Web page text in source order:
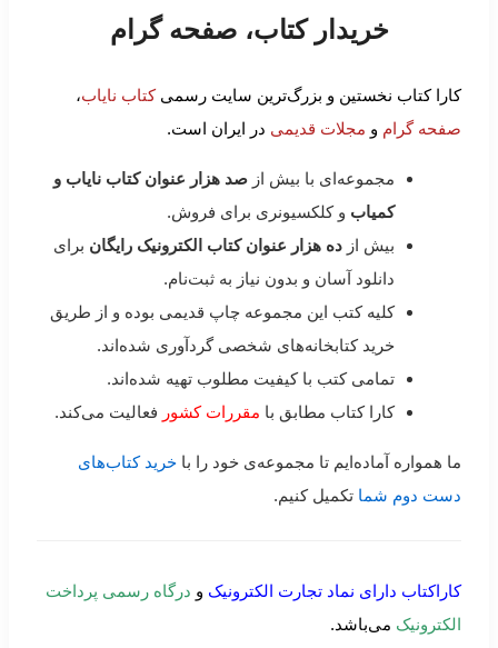
خریدار کتاب، صفحه گرام
کارا کتاب نخستین و بزرگ‌ترین سایت رسمیکتاب نایاب،
صفحه گرام و مجلات قدیمی در ایران است.
مجموعه‌ای با بیش از صد هزار عنوان کتاب نایاب و
کمیاب و کلکسیونری برای فروش.
بیش از ده هزار عنوان کتاب الکترونیک رایگان برای
دانلود آسان و بدون نیاز به ثبت‌نام.
کلیه کتب این مجموعه چاپ قدیمی بوده و از طریق
خرید کتابخانه‌های شخصی گردآوری شده‌اند.
تمامی کتب با کیفیت مطلوب تهیه شده‌اند.
کارا کتاب مطابق با مقررات کشور فعالیت می‌کند.
ما همواره آماده‌ایم تا مجموعه‌ی خود را با خرید کتاب‌های
دست دوم شما تکمیل کنیم.
کاراکتاب دارای نماد تجارت الکترونیک و درگاه رسمی پرداخت
الکترونیک می‌باشد.